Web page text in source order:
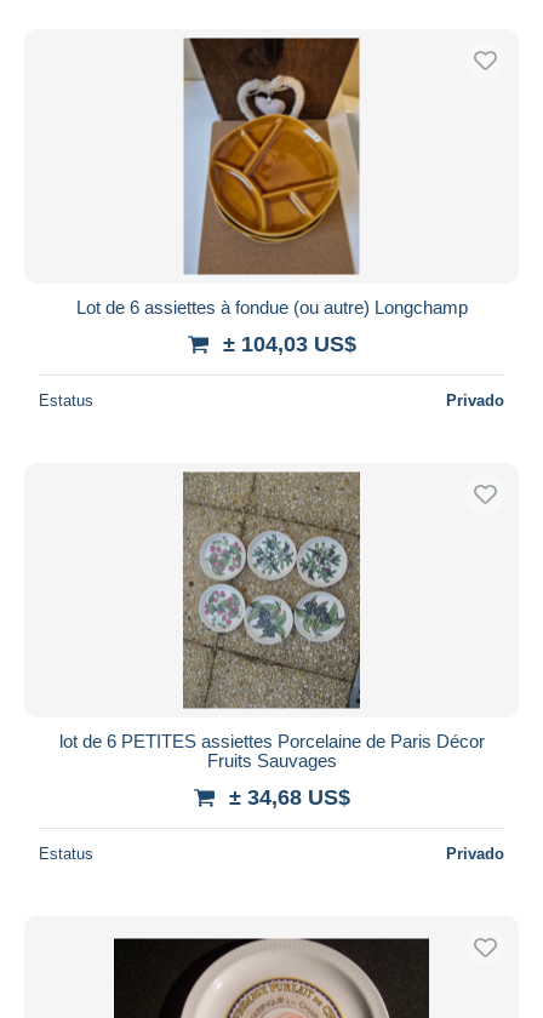
Lot de 6 assiettes à fondue (ou autre) Longchamp
± 104,03 US$
Estatus Privado
lot de 6 PETITES assiettes Porcelaine de Paris Décor
Fruits Sauvages
± 34,68 US$
Estatus Privado